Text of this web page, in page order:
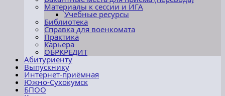
Материалы к сессии и ИГА
Учебные ресурсы
Библиотека
Справка для военкомата
Практика
Карьера
ОБРКРЕДИТ
Абитуриенту
Выпускнику
Интернет-приёмная
Южно-Сухокумск
БПОО